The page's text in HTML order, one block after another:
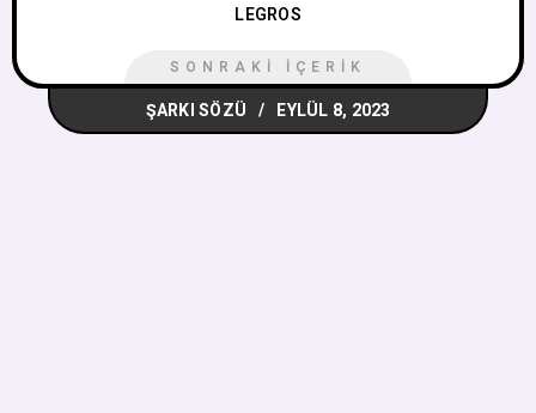
LEGROS
SONRAKI İÇERIK
ŞARKI SÖZÜ EYLÜL 8, 2023